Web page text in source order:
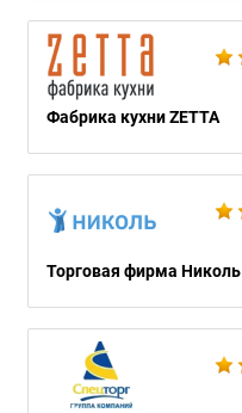
Фабрика кухни ZETTA
Торговая фирма Николь